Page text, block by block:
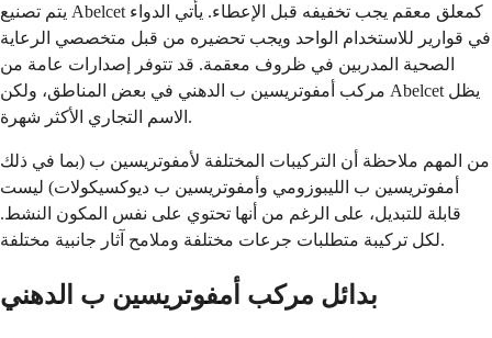
يتم تصنيع Abelcet كمعلق معقم يجب تخفيفه قبل الإعطاء. يأتي الدواء
في قوارير للاستخدام الواحد ويجب تحضيره من قبل متخصصي الرعاية
الصحية المدربين في ظروف معقمة. قد تتوفر إصدارات عامة من
مركب أمفوتريسين ب الدهني في بعض المناطق، ولكن Abelcet يظل
الاسم التجاري الأكثر شهرة.
من المهم ملاحظة أن التركيبات المختلفة لأمفوتريسين ب (بما في ذلك
أمفوتريسين ب الليبوزومي وأمفوتريسين ب ديوكسيكولات) ليست
قابلة للتبديل، على الرغم من أنها تحتوي على نفس المكون النشط.
لكل تركيبة متطلبات جرعات مختلفة وملامح آثار جانبية مختلفة.
بدائل مركب أمفوتريسين ب الدهني